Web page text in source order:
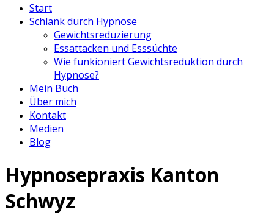
Start
Schlank durch Hypnose
Gewichtsreduzierung
Essattacken und Esssüchte
Wie funkioniert Gewichtsreduktion durch
Hypnose?
Mein Buch
Über mich
Kontakt
Medien
Blog
Hypnosepraxis Kanton
Schwyz